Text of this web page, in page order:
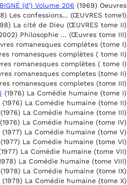
(d') Volume 206 (1969) Oeuvres
Les confessions... (ŒUVRES tome1)
La cité de Dieu (ŒUVRES tome II)
Philosophie ... (Œuvres tome III)
romanesques complètes (tome I)
romanesques complètes ( tome II)
romanesques complètes ( tome I)
romanesques completes (tome II)
romanesques completes (tome III)
(1976) La Comédie humaine (tome I)
(1976) La Comédie humaine (tome II)
(1976) La Comédie humaine (tome III)
(1976) La Comédie humaine (tome IV)
(1977) La Comédie humaine (tome V)
(1977) La Comédie humaine (tome VI)
La Comédie humaine (tome VII)
La Comédie humaine (tome VIII)
(1978) La Comédie humaine (tome IX)
(1979) La Comédie humaine (tome X)